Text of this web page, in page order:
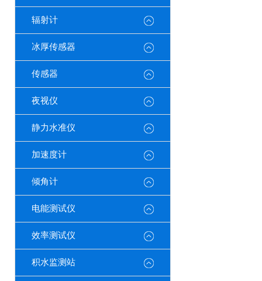
辐射计
冰厚传感器
传感器
夜视仪
静力水准仪
加速度计
倾角计
电能测试仪
效率测试仪
积水监测站